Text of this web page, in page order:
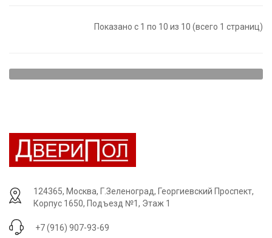
Показано с 1 по 10 из 10 (всего 1 страниц)
О ламинате
покрытие – одно из лучших в соотношении цена/качество.
Дизайн ламината Brugge выполнен в виде лакированного дерева
На покрытие нанесены рисунки либо орехового дерева, либо
вписываться в любой интерьер.
124365, Москва, Г.Зеленоград, Георгиевский Проспект,
Корпус 1650, Подъезд №1, Этаж 1
+7 (916) 907-93-69